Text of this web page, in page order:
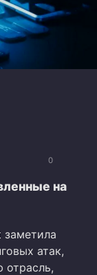
0
на
заметила
атак,
отрасль,